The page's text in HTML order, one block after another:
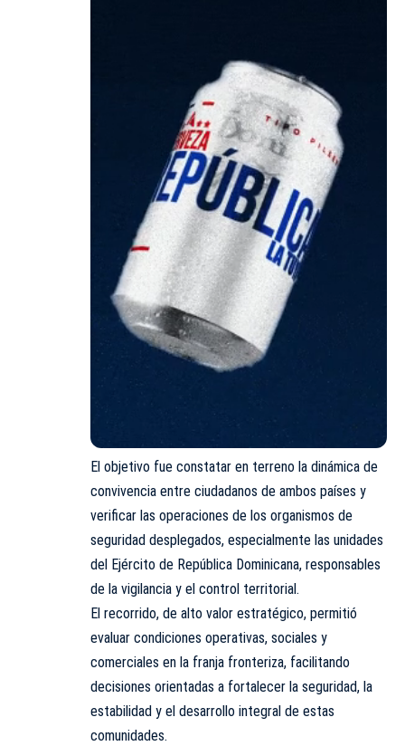
El objetivo fue constatar en terreno la dinámica de
convivencia entre ciudadanos de ambos países y
verificar las operaciones de los organismos de
seguridad desplegados, especialmente las unidades
del Ejército de República Dominicana, responsables
de la vigilancia y el control territorial.
El recorrido, de alto valor estratégico, permitió
evaluar condiciones operativas, sociales y
comerciales en la franja fronteriza, facilitando
decisiones orientadas a fortalecer la seguridad, la
estabilidad y el desarrollo integral de estas
comunidades.